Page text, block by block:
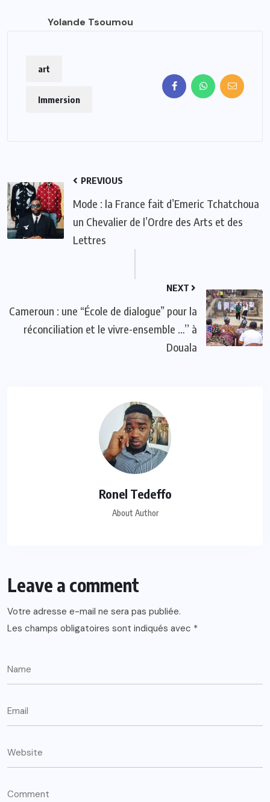
Yolande Tsoumou
art
Immersion
PREVIOUS
Mode : la France fait d’Emeric Tchatchoua
un Chevalier de l’Ordre des Arts et des
Lettres
NEXT
Cameroun : une “École de dialogue” pour la
réconciliation et le vivre-ensemble …’’ à
Douala
Ronel Tedeffo
About Author
Leave a comment
Votre adresse e-mail ne sera pas publiée.
Les champs obligatoires sont indiqués avec *